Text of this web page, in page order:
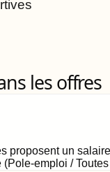
les offres
proposent un
emploi /